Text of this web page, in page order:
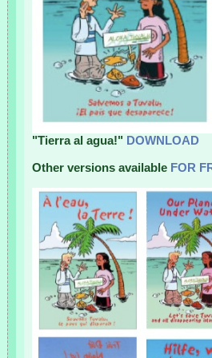
"Tierra al agua!" DOWNLOAD
Other versions available FOR